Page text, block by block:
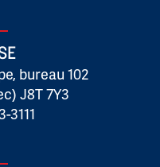
bureau 102
J8T 7Y3
3111